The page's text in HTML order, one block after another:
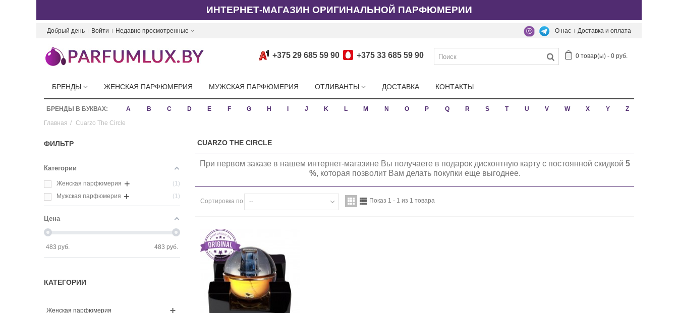
ИНТЕРНЕТ-МАГАЗИН ОРИГИНАЛЬНОЙ ПАРФЮМЕРИИ
Добрый день Войти Недавно просмотренные Доставка и оплата
О нас
0 товар(ы) - 0 руб.
+375 29 685 59 90 +375 33 685 59 90
БРЕНДЫ ЖЕНСКАЯ ПАРФЮМЕРИЯ МУЖСКАЯ ПАРФЮМЕРИЯ ОТЛИВАНТЫ ДОСТАВКА КОНТАКТЫ
БРЕНДЫ В БУКВАХ: A B C D E F G H J K L M N O P Q R S T U V W X Y
Z
Главная / Cuarzo The Circle
ФИЛЬТР
Категории
Женская парфюмерия +
1
Мужская парфюмерия + 1
Цена
483 руб. 483 руб.
КАТЕГОРИИ
Женская парфюмерия
CUARZO THE CIRCLE
При первом заказе в нашем интернет-магазине Вы получаете в подарок дисконтную карту с постоянной скидкой 5
%, которая позволит Вам делать покупки еще выгоднее.
Сортировка по -- Показ 1 - 1 из 1 товара